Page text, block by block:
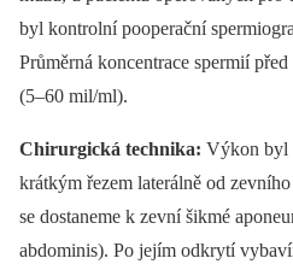
byl kontrolní pooperační
Průměrná koncentrace spermií
(5–60 mil/ml).
Chirurgická technika: Výkon byl
krátkým řezem laterálně od
se dostaneme k zevní šikmé
abdominis). Po jejím odkrytí